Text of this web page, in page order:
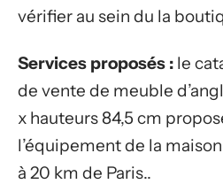
vérifier au sein du la
Services proposés : le
de vente de meuble
x hauteurs 84,5 cm
l’équipement de la
à 20 km de Paris..